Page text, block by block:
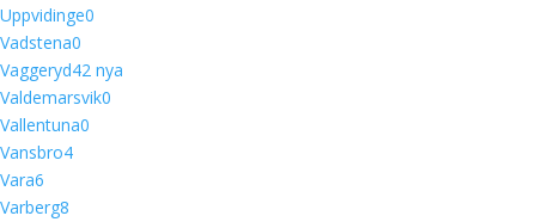
Uppvidinge0
Vadstena0
Vaggeryd42 nya
Valdemarsvik0
Vallentuna0
Vansbro4
Vara6
Varberg8